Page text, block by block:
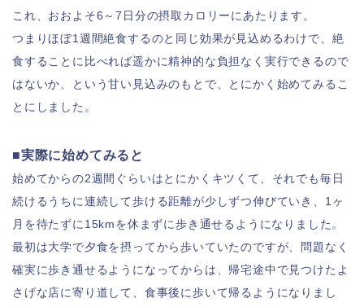
これ、おおよそ6～7日分の摂取カロリーにあたります。
つまりほぼ1週間絶食するのと同じ効果が見込めるわけで、絶
食することに比べれば遥かに精神的な負担なく実行できるので
はないか、という甘い見込みのもとで、とにかく始めてみるこ
とにしました。
■実際に始めてみると
始めてからの2週間ぐらいはとにかくキツくて、それでも毎日
続けるうちに連続して歩ける距離が少しずつ伸びていき、1ヶ
月を待たずに15kmを休まずに歩き通せるようになりました。
最初は大学で夕食を摂ってから歩いていたのですが、問題なく
確実に歩き通せるようになってからは、帰宅途中で見つけたよ
さげな店に寄り道して、食事後に歩いて帰るようになりまし